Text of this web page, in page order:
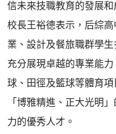
信未來技職教育的發展和
校長王裕德表示，后綜
業、設計及餐旅職群學
充分展現卓越的專業能
球、田徑及籃球等體育
「博雅精進、正大光明
力的優秀人才。